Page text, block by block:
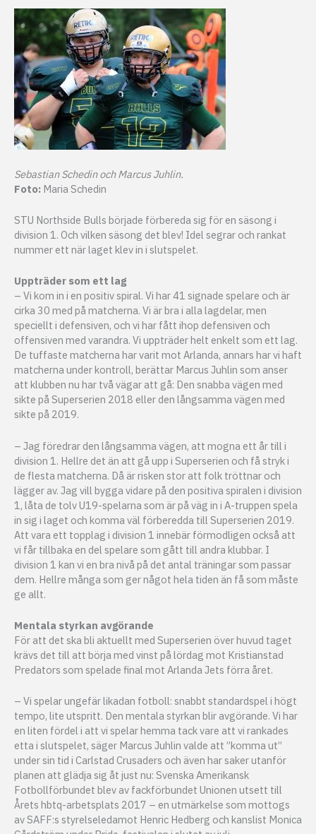
Sebastian Schedin och Marcus Juhlin.
Foto: Maria Schedin
STU Northside Bulls började förbereda sig för en säsong i
division 1. Och vilken säsong det blev! Idel segrar och rankat
nummer ett när laget klev in i slutspelet.
Uppträder som ett lag
– Vi kom in i en positiv spiral. Vi har 41 signade spelare och är
cirka 30 med på matcherna. Vi är bra i alla lagdelar, men
speciellt i defensiven, och vi har fått ihop defensiven och
offensiven med varandra. Vi uppträder helt enkelt som ett lag.
De tuffaste matcherna har varit mot Arlanda, annars har vi haft
matcherna under kontroll, berättar Marcus Juhlin som anser
att klubben nu har två vägar att gå: Den snabba vägen med
sikte på Superserien 2018 eller den långsamma vägen med
sikte på 2019.
– Jag föredrar den långsamma vägen, att mogna ett år till i
division 1. Hellre det än att gå upp i Superserien och få stryk i
de flesta matcherna. Då är risken stor att folk tröttnar och
lägger av. Jag vill bygga vidare på den positiva spiralen i division
1, låta de tolv U19-spelarna som är på väg in i A-truppen spela
in sig i laget och komma väl förberedda till Superserien 2019.
Att vara ett topplag i division 1 innebär förmodligen också att
vi får tillbaka en del spelare som gått till andra klubbar. I
division 1 kan vi en bra nivå på det antal träningar som passar
dem. Hellre många som ger något hela tiden än få som måste
ge allt.
Mentala styrkan avgörande
För att det ska bli aktuellt med Superserien över huvud taget
krävs det till att börja med vinst på lördag mot Kristianstad
Predators som spelade final mot Arlanda Jets förra året.
– Vi spelar ungefär likadan fotboll: snabbt standardspel i högt
tempo, lite utspritt. Den mentala styrkan blir avgörande. Vi har
en liten fördel i att vi spelar hemma tack vare att vi rankades
etta i slutspelet, säger Marcus Juhlin valde att ”komma ut”
under sin tid i Carlstad Crusaders och även har saker utanför
planen att glädja sig åt just nu: Svenska Amerikansk
Fotbollförbundet blev av fackförbundet Unionen utsett till
Årets hbtq-arbetsplats 2017 – en utmärkelse som mottogs
av SAFF:s styrelseledamot Henric Hedberg och kanslist Monica